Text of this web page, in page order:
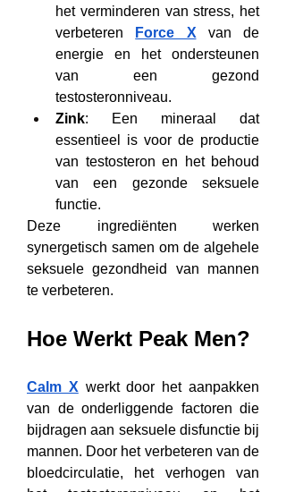
het verminderen van stress, het
verbeteren
Force X van de
energie en het ondersteunen
van een gezond
testosteronniveau.
Zink: Een mineraal dat
essentieel is voor de productie
van testosteron en het behoud
van een gezonde seksuele
functie.
Deze ingrediënten werken
synergetisch samen om de algehele
seksuele gezondheid van mannen
te verbeteren.
Hoe Werkt Peak Men?
Calm X werkt door het aanpakken
van de onderliggende factoren die
bijdragen aan seksuele disfunctie bij
mannen. Door het verbeteren van de
bloedcirculatie, het verhogen van